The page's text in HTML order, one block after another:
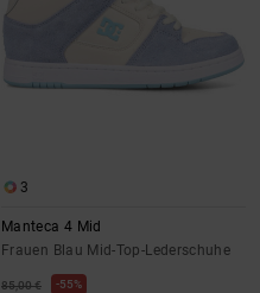
3
Manteca 4 Mid
Frauen Blau Mid-Top-Lederschuhe
85,00 € 55%